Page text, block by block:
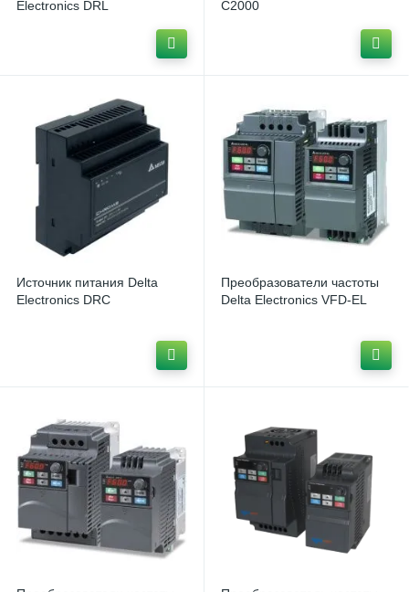
Electronics DRL
C2000
Источник питания Delta
Electronics DRC
Преобразователи частоты
Delta Electronics VFD-EL